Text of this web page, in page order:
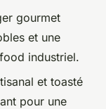
gourmet
et une
industriel.
et toasté
pour une